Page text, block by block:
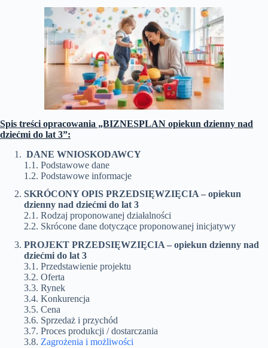
Spis treści opracowania „BIZNESPLAN opiekun dzienny nad
dziećmi do lat 3”:
DANE WNIOSKODAWCY
1.1. Podstawowe dane
1.2. Podstawowe informacje
SKRÓCONY OPIS PRZEDSIĘWZIĘCIA – opiekun
dzienny nad dziećmi do lat 3
2.1. Rodzaj proponowanej działalności
2.2. Skrócone dane dotyczące proponowanej inicjatywy
PROJEKT PRZEDSIĘWZIĘCIA – opiekun dzienny nad
dziećmi do lat 3
3.1. Przedstawienie projektu
3.2. Oferta
3.3. Rynek
3.4. Konkurencja
3.5. Cena
3.6. Sprzedaż i przychód
3.7. Proces produkcji / dostarczania
3.8. Zagrożenia i możliwości